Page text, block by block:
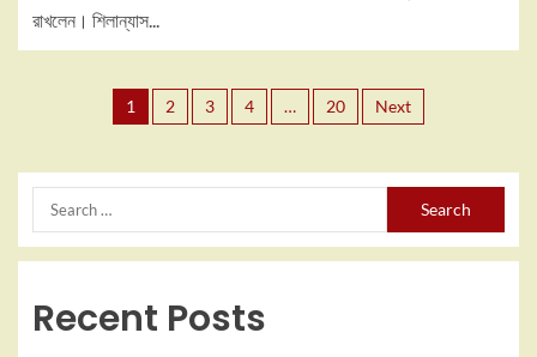
রাখলেন। শিলান্যাস...
1 2 3 4 … 20 Next
Recent Posts